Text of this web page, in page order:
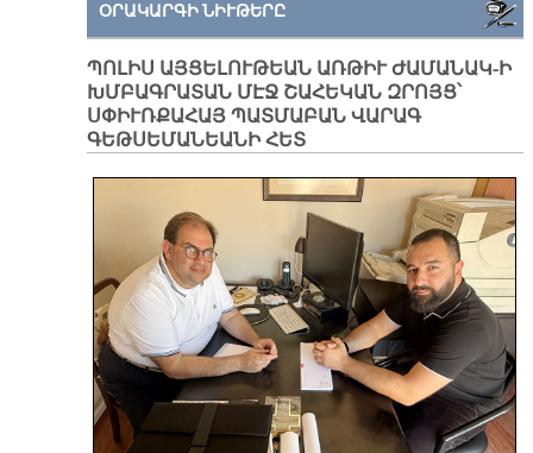
ՕՐԱԿԱՐԳԻ ՆԻՒԹԵՐԸ
ՊՈԼԻՍ ԱՅՑԵԼՈՒԹԵԱՆ ԱՌԹԻՒ ԺԱՄԱՆԱԿ-Ի
ԽՄԲԱԳՐԱՏԱՆ ՄԷՋ ՇԱՀԵԿԱՆ ԶՐՈՅՑ՝
ՍՓԻՒՌՔԱՀԱՅ ՊԱՏՄԱԲԱՆ ՎԱՐԱԳ
ԳԵԹՍԵՄԱՆԵԱՆԻ ՀԵՏ